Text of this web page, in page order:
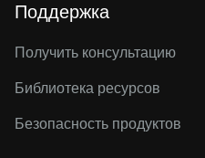
Поддержка
Получить консультацию
Библиотека ресурсов
Безопасность продуктов